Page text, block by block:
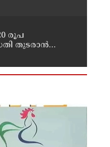
രൂപ
തുടരാന്‍
നന്ദി';
എം ബി